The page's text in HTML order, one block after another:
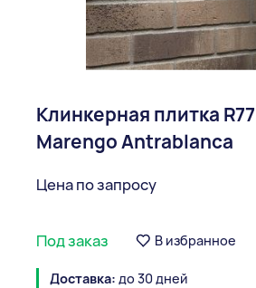
Клинкерная плитка
Marengo Antrablanca
Цена по запросу
Под заказ В избранное
Доставка: до 30 дней